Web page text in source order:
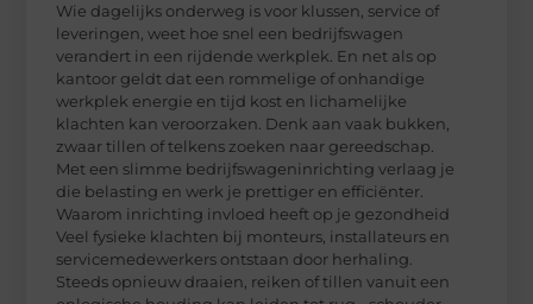
Wie dagelijks onderweg is voor klussen, service of
leveringen, weet hoe snel een bedrijfswagen
verandert in een rijdende werkplek. En net als op
kantoor geldt dat een rommelige of onhandige
werkplek energie en tijd kost en lichamelijke
klachten kan veroorzaken. Denk aan vaak bukken,
zwaar tillen of telkens zoeken naar gereedschap.
Met een slimme bedrijfswageninrichting verlaag je
die belasting en werk je prettiger en efficiënter.
Waarom inrichting invloed heeft op je gezondheid
Veel fysieke klachten bij monteurs, installateurs en
servicemedewerkers ontstaan door herhaling.
Steeds opnieuw draaien, reiken of tillen vanuit een